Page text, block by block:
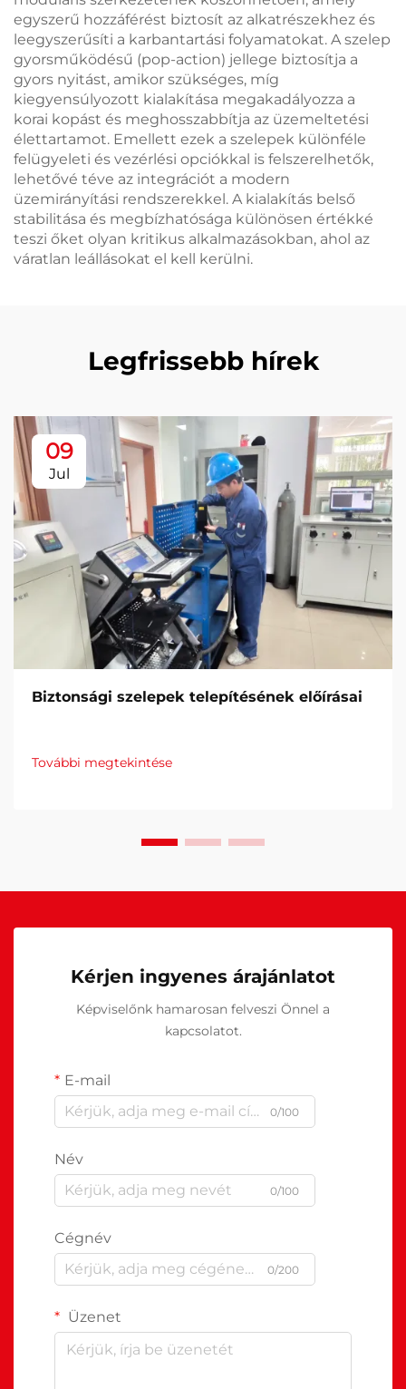
egyszerű hozzáférést biztosít az alkatrészekhez és
leegyszerűsíti a karbantartási folyamatokat. A szelep
gyorsműködésű (pop-action) jellege biztosítja a
gyors nyitást, amikor szükséges, míg
kiegyensúlyozott kialakítása megakadályozza a
korai kopást és meghosszabbítja az üzemeltetési
élettartamot. Emellett ezek a szelepek különféle
felügyeleti és vezérlési opciókkal is felszerelhetők,
lehetővé téve az integrációt a modern
üzemirányítási rendszerekkel. A kialakítás belső
stabilitása és megbízhatósága különösen értékké
teszi őket olyan kritikus alkalmazásokban, ahol az
váratlan leállásokat el kell kerülni.
Legfrissebb hírek
09
Jul
Biztonsági szelepek telepítésének előírásai
További megtekintése
Kérjen ingyenes árajánlatot
Képviselőnk hamarosan felveszi Önnel a
kapcsolatot.
E-mail
0/100
Név
0/100
Cégnév
0/200
Üzenet